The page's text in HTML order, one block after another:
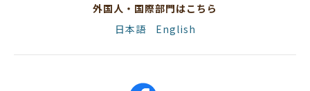
外国人・国際部門はこちら
日本語
English